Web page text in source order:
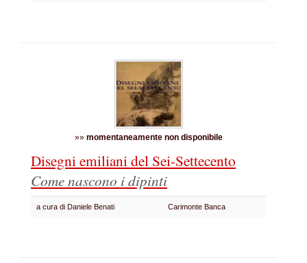
»» momentaneamente non disponibile
Disegni emiliani del Sei-Settecento
Come nascono i dipinti
a cura di Daniele Benati Carimonte Banca